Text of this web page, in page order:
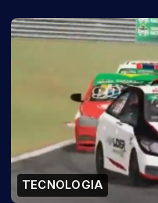
TECNOLOGIA